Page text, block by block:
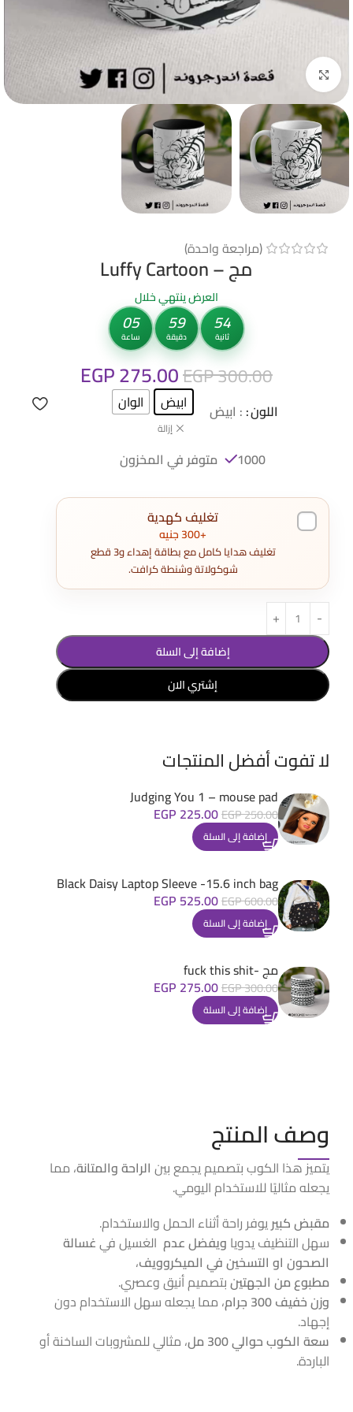
Click to enlarge
(مراجعة واحدة)
مج – Luffy Cartoon
العرض ينتهي خلال
05
ساعة
59
دقيقة
54
ثانية
EGP300.00
EGP275.00
اللون : ابيض ابيض الوان
إزالة
1000 متوفر في المخزون
تغليف كهدية
+300 جنيه
تغليف هدايا كامل مع بطاقة إهداء و3 قطع
شوكولاتة وشنطة كرافت.
إضافة إلى السلة
إشتري الان
لا تفوت أفضل المنتجات
Judging You 1 – mouse pad
EGP250.00
EGP 225.00
إضافة إلى السلة
Black Daisy Laptop Sleeve -15.6 inch bag
EGP600.00
EGP 525.00
إضافة إلى السلة
مج -fuck this shit
EGP300.00
EGP 275.00
إضافة إلى السلة
وصف المنتج
يتميز هذا الكوب بتصميم يجمع بين الراحة والمتانة، مما
يجعله مثاليًا للاستخدام اليومي.
مقبض كبيريوفر راحة أثناء الحمل والاستخدام.
سهل التنظيف يدويا ويفضل عدم الغسيل فيغسالة
الصحون او التسخين في الميكروويف،
مطبوع من الجهتينبتصميم أنيق وعصري.
وزن خفيف 300 جرام
، مما يجعله سهل الاستخدام دون
إجهاد.
سعة الكوب حوالي 300 مل
، مثالي للمشروبات الساخنة أو
الباردة.